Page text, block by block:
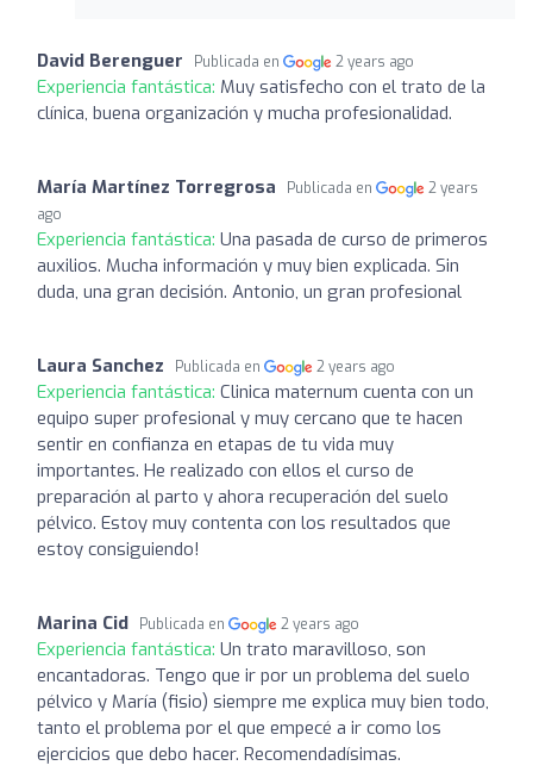
David Berenguer Publicada en 2 years ago
Experiencia fantástica: Muy satisfecho con el trato de la
clínica, buena organización y mucha profesionalidad.
María Martínez Torregrosa Publicada en
2 years
ago
Experiencia fantástica: Una pasada de curso de primeros
auxilios. Mucha información y muy bien explicada. Sin
duda, una gran decisión. Antonio, un gran profesional
Laura Sanchez Publicada en 2 years ago
Experiencia fantástica: Clinica maternum cuenta con un
equipo super profesional y muy cercano que te hacen
sentir en confianza en etapas de tu vida muy
importantes. He realizado con ellos el curso de
preparación al parto y ahora recuperación del suelo
pélvico. Estoy muy contenta con los resultados que
estoy consiguiendo!
Marina Cid Publicada en 2 years ago
Experiencia fantástica: Un trato maravilloso, son
encantadoras. Tengo que ir por un problema del suelo
pélvico y María (fisio) siempre me explica muy bien todo,
tanto el problema por el que empecé a ir como los
ejercicios que debo hacer. Recomendadísimas.